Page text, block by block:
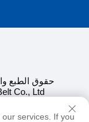
Co., Ltd.
services. If you